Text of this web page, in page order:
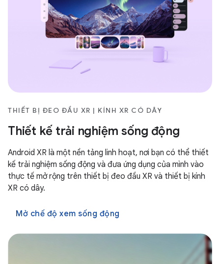
THIẾT BỊ ĐEO ĐẦU XR | KÍNH XR CÓ DÂY
Thiết kế trải nghiệm sống động
Android XR là một nền tảng linh hoạt, nơi bạn có thể thiết
kế trải nghiệm sống động và đưa ứng dụng của mình vào
thực tế mở rộng trên thiết bị đeo đầu XR và thiết bị kính
XR có dây.
Mở chế độ xem sống động